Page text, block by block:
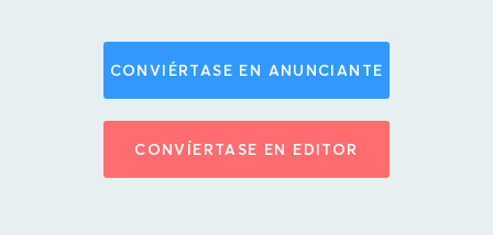
CONVIÉRTASE EN ANUNCIANTE
CONVÍERTASE EN EDITOR